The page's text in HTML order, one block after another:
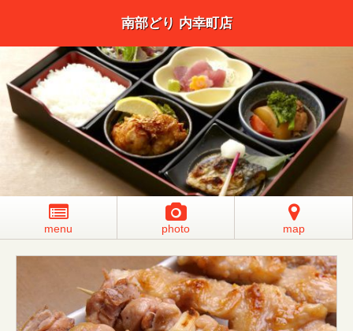
南部どり 内幸町店
menu photo map